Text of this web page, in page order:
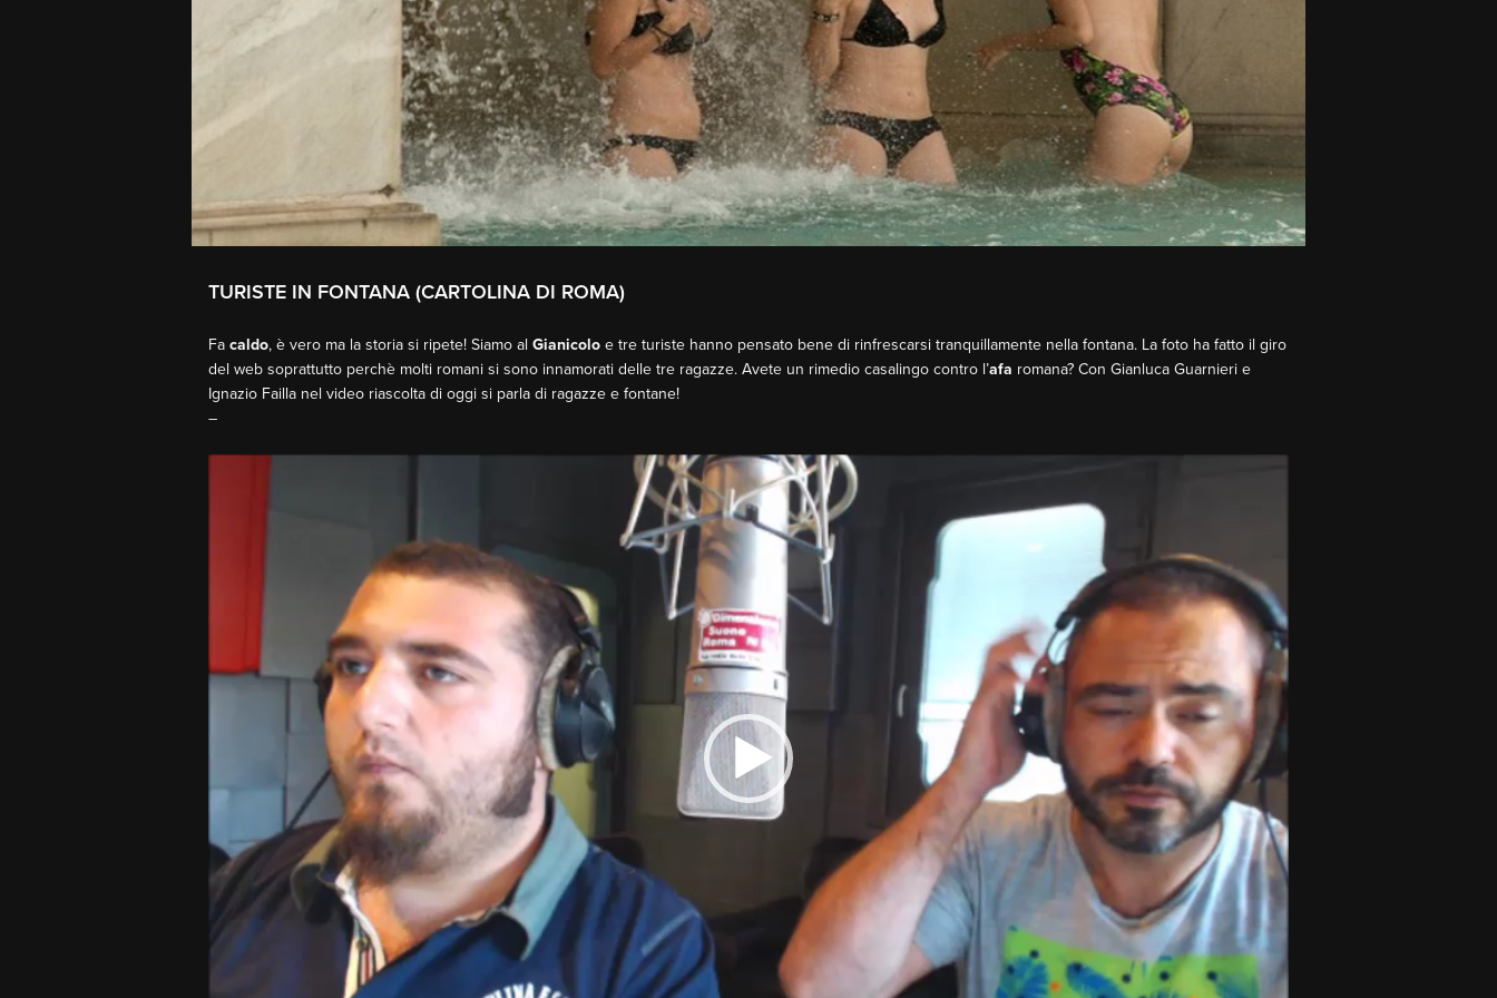
TURISTE IN FONTANA (CARTOLINA DI ROMA)
Fa caldo, è vero ma la storia si ripete! Siamo al Gianicolo e tre turiste hanno pensato bene di rinfrescarsi tranquillamente nella fontana. La foto ha fatto il giro
del web soprattutto perchè molti romani si sono innamorati delle tre ragazze. Avete un rimedio casalingo contro l’afa romana? Con Gianluca Guarnieri e
Ignazio Failla nel video riascolta di oggi si parla di ragazze e fontane!
–